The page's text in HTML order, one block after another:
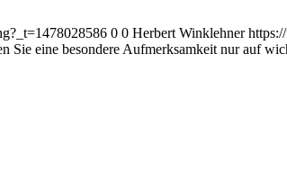
0 0 Herbert Winklehner
Sie eine besondere Aufmerksamkeit nur auf